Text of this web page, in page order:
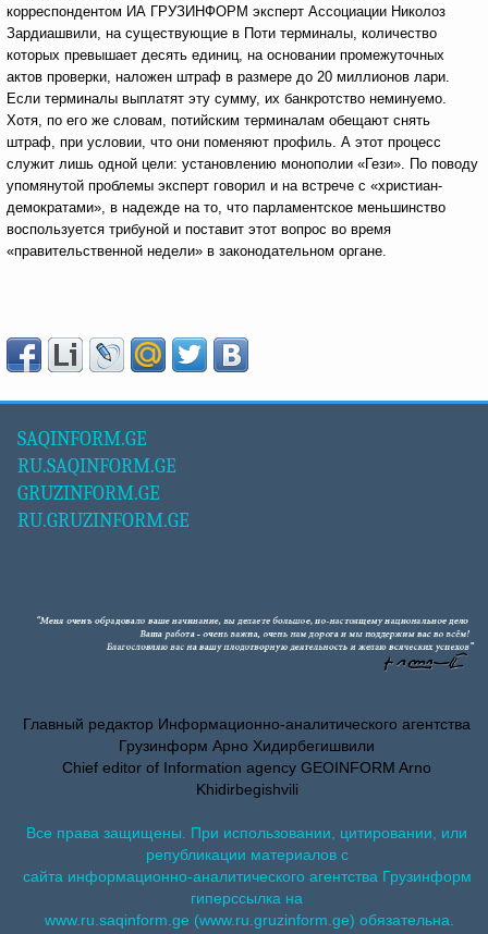
корреспондентом ИА ГРУЗИНФОРМ эксперт Ассоциации Николоз
Зардиашвили, на существующие в Поти терминалы, количество
которых превышает десять единиц, на основании промежуточных
актов проверки, наложен штраф в размере до 20 миллионов лари.
Если терминалы выплатят эту сумму, их банкротство неминуемо.
Хотя, по его же словам, потийским терминалам обещают снять
штраф, при условии, что они поменяют профиль. А этот процесс
служит лишь одной цели: установлению монополии «Гези». По поводу
упомянутой проблемы эксперт говорил и на встрече с «христиан-
демократами», в надежде на то, что парламентское меньшинство
воспользуется трибуной и поставит этот вопрос во время
«правительственной недели» в законодательном органе.
SAQINFORM.GE
RU.SAQINFORM.GE
GRUZINFORM.GE
RU.GRUZINFORM.GE
Главный редактор Информационно-аналитического агентства
Грузинформ Арно Хидирбегишвили
Chief editor of Information agency GEOINFORM Arno
Khidirbegishvili
Все права защищены. При использовании, цитировании, или
републикации материалов с
сайта информационно-аналитического агентства Грузинформ
гиперссылка на
www.ru.saqinform.ge (www.ru.gruzinform.ge) обязательна.